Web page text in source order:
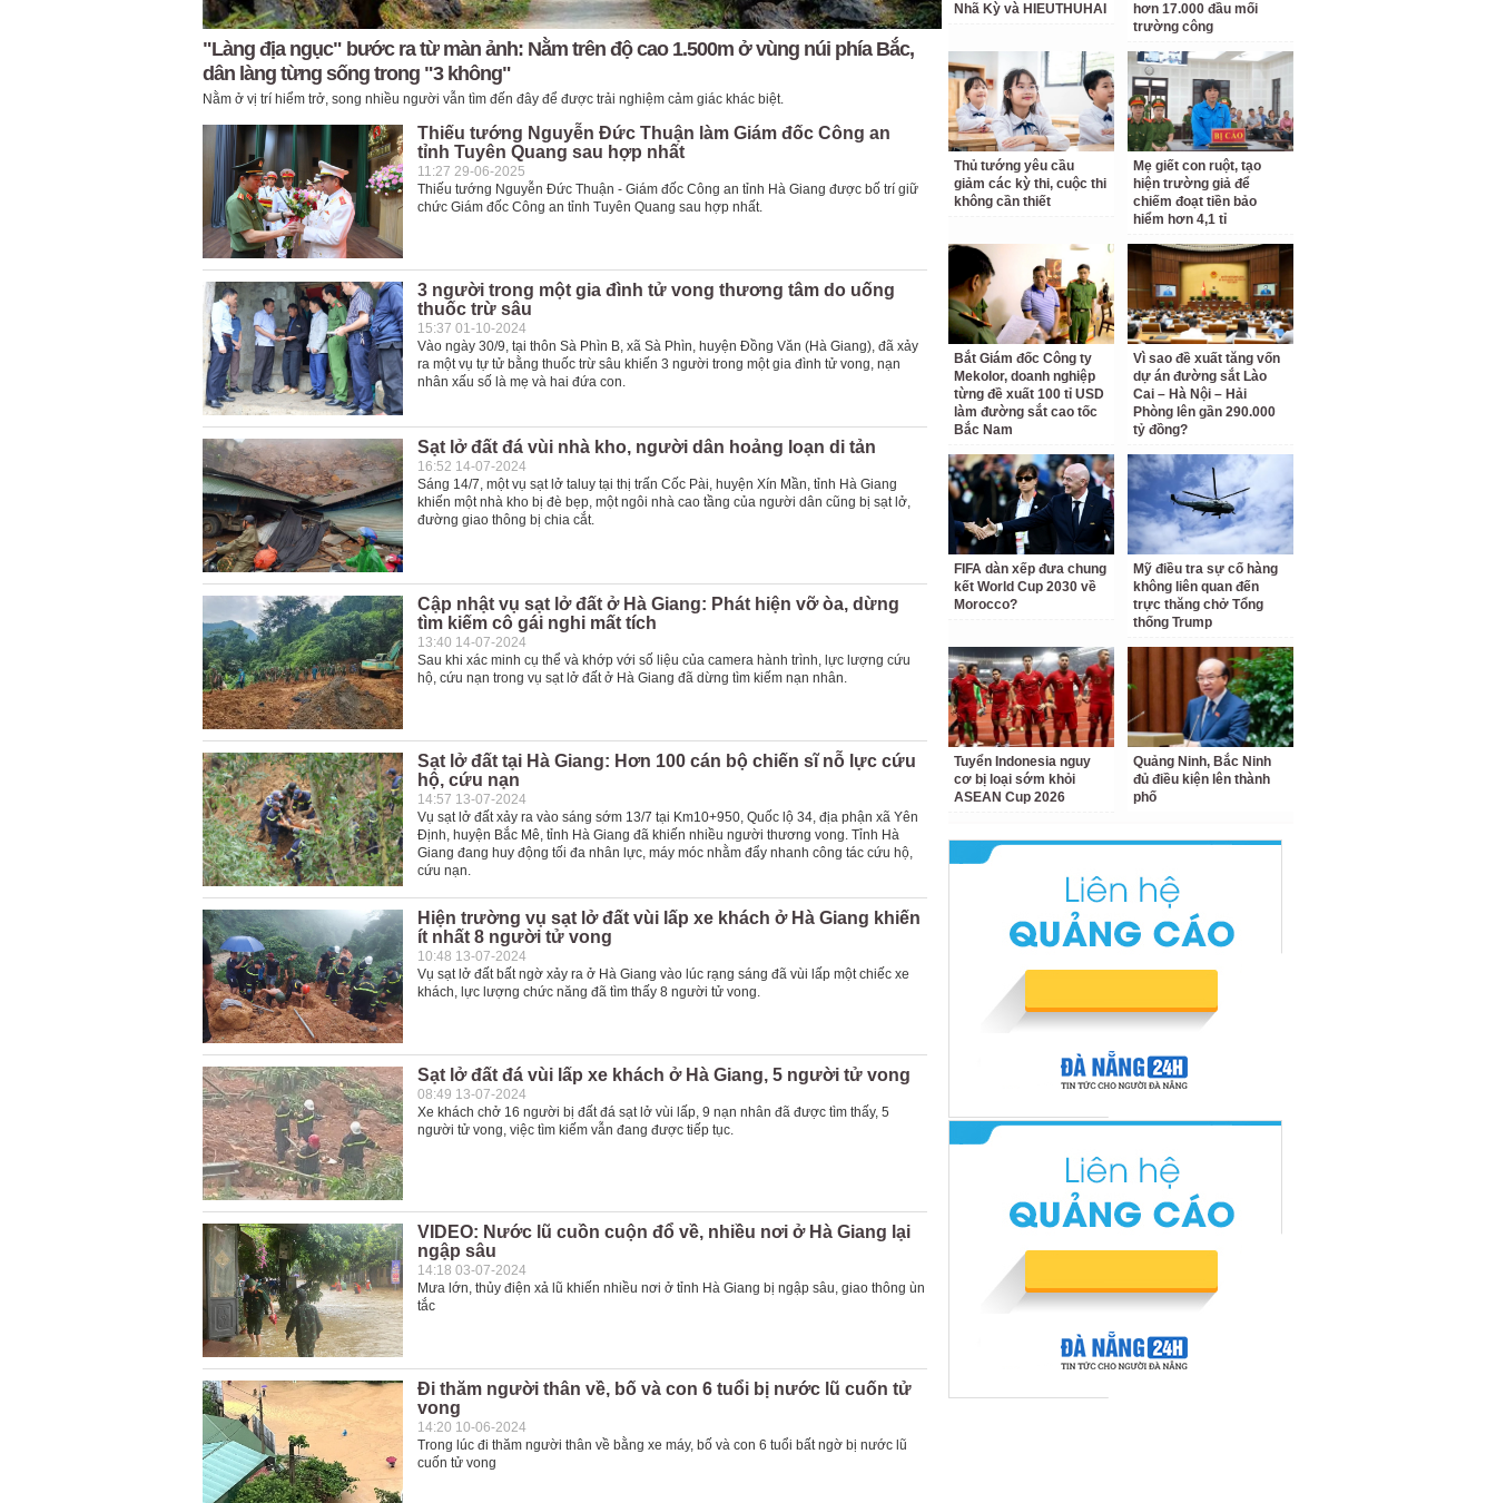
"Làng địa ngục" bước ra từ màn ảnh: Nằm trên độ cao 1.500m ở vùng núi phía Bắc,
dân làng từng sống trong "3 không"
Nằm ở vị trí hiểm trở, song nhiều người vẫn tìm đến đây để được trải nghiệm cảm giác khác biệt.
Thiếu tướng Nguyễn Đức Thuận làm Giám đốc Công an
tỉnh Tuyên Quang sau hợp nhất
11:27 29-06-2025
Thiếu tướng Nguyễn Đức Thuận - Giám đốc Công an tỉnh Hà Giang được bố trí giữ
chức Giám đốc Công an tỉnh Tuyên Quang sau hợp nhất.
3 người trong một gia đình tử vong thương tâm do uống
thuốc trừ sâu
15:37 01-10-2024
Vào ngày 30/9, tại thôn Sà Phìn B, xã Sà Phìn, huyện Đồng Văn (Hà Giang), đã xảy
ra một vụ tự tử bằng thuốc trừ sâu khiến 3 người trong một gia đình tử vong, nạn
nhân xấu số là mẹ và hai đứa con.
Sạt lở đất đá vùi nhà kho, người dân hoảng loạn di tản
16:52 14-07-2024
Sáng 14/7, một vụ sạt lở taluy tại thị trấn Cốc Pài, huyện Xín Mần, tỉnh Hà Giang
khiến một nhà kho bị đè bẹp, một ngôi nhà cao tầng của người dân cũng bị sạt lở,
đường giao thông bị chia cắt.
Cập nhật vụ sạt lở đất ở Hà Giang: Phát hiện vỡ òa, dừng
tìm kiếm cô gái nghi mất tích
13:40 14-07-2024
Sau khi xác minh cụ thể và khớp với số liệu của camera hành trình, lực lượng cứu
hộ, cứu nạn trong vụ sạt lở đất ở Hà Giang đã dừng tìm kiếm nạn nhân.
Sạt lở đất tại Hà Giang: Hơn 100 cán bộ chiến sĩ nỗ lực cứu
hộ, cứu nạn
14:57 13-07-2024
Vụ sạt lở đất xảy ra vào sáng sớm 13/7 tại Km10+950, Quốc lộ 34, địa phận xã Yên
Định, huyện Bắc Mê, tỉnh Hà Giang đã khiến nhiều người thương vong. Tỉnh Hà
Giang đang huy động tối đa nhân lực, máy móc nhằm đẩy nhanh công tác cứu hộ,
cứu nạn.
Hiện trường vụ sạt lở đất vùi lấp xe khách ở Hà Giang khiến
ít nhất 8 người tử vong
10:48 13-07-2024
Vụ sạt lở đất bất ngờ xảy ra ở Hà Giang vào lúc rạng sáng đã vùi lấp một chiếc xe
khách, lực lượng chức năng đã tìm thấy 8 người tử vong.
Sạt lở đất đá vùi lấp xe khách ở Hà Giang, 5 người tử vong
08:49 13-07-2024
Xe khách chở 16 người bị đất đá sạt lở vùi lấp, 9 nạn nhân đã được tìm thấy, 5
người tử vong, việc tìm kiếm vẫn đang được tiếp tục.
VIDEO: Nước lũ cuồn cuộn đổ về, nhiều nơi ở Hà Giang lại
ngập sâu
14:18 03-07-2024
Mưa lớn, thủy điện xả lũ khiến nhiều nơi ở tỉnh Hà Giang bị ngập sâu, giao thông ùn
tắc
Đi thăm người thân về, bố và con 6 tuổi bị nước lũ cuốn tử
vong
14:20 10-06-2024
Trong lúc đi thăm người thân về bằng xe máy, bố và con 6 tuổi bất ngờ bị nước lũ
cuốn tử vong
Nhã Kỳ và HIEUTHUHAI
hơn 17.000 đầu mối
trường công
Thủ tướng yêu cầu
giảm các kỳ thi, cuộc thi
không cần thiết
Mẹ giết con ruột, tạo
hiện trường giả để
chiếm đoạt tiền bảo
hiểm hơn 4,1 tỉ
Bắt Giám đốc Công ty
Mekolor, doanh nghiệp
từng đề xuất 100 tỉ USD
làm đường sắt cao tốc
Bắc Nam
Vì sao đề xuất tăng vốn
dự án đường sắt Lào
Cai – Hà Nội – Hải
Phòng lên gần 290.000
tỷ đồng?
FIFA dàn xếp đưa chung
kết World Cup 2030 về
Morocco?
Mỹ điều tra sự cố hàng
không liên quan đến
trực thăng chở Tổng
thống Trump
Tuyển Indonesia nguy
cơ bị loại sớm khỏi
ASEAN Cup 2026
Quảng Ninh, Bắc Ninh
đủ điều kiện lên thành
phố